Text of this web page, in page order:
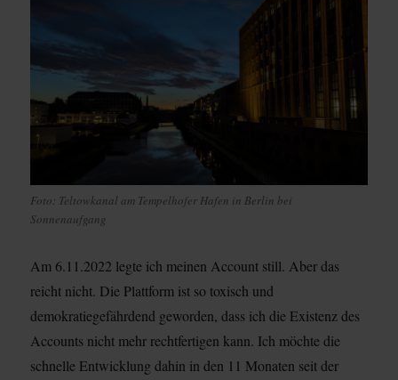
Foto: Teltowkanal am Tempelhofer Hafen in Berlin bei
Sonnenaufgang
Am 6.11.2022 legte ich meinen Account still. Aber das
reicht nicht. Die Plattform ist so toxisch und
demokratiegefährdend geworden, dass ich die Existenz des
Accounts nicht mehr rechtfertigen kann. Ich möchte die
schnelle Entwicklung dahin in den 11 Monaten seit der